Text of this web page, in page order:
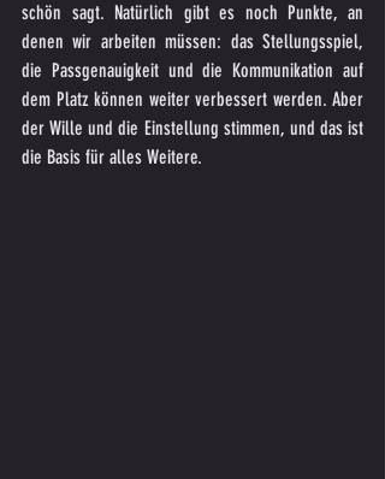
schön sagt. Natürlich gibt es noch Punkte, an
denen wir arbeiten müssen: das Stellungsspiel,
die Passgenauigkeit und die Kommunikation auf
dem Platz können weiter verbessert werden. Aber
der Wille und die Einstellung stimmen, und das ist
die Basis für alles Weitere.